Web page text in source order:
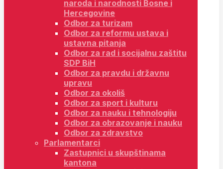
naroda i narodnosti Bosne i
Hercegovine
Odbor za turizam
Odbor za reformu ustava i
ustavna pitanja
Odbor za rad i socijalnu zaštitu
SDP BiH
Odbor za pravdu i državnu
upravu
Odbor za okoliš
Odbor za sport i kulturu
Odbor za nauku i tehnologiju
Odbor za obrazovanje i nauku
Odbor za zdravstvo
Parlamentarci
Zastupnici u skupštinama
kantona